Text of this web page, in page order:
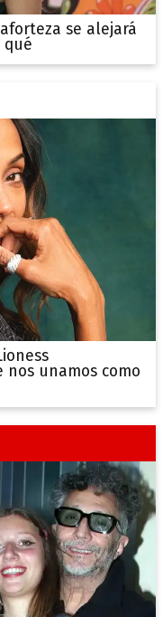
se alejará
nos unamos como